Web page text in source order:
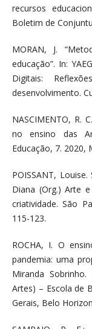
recursos
Boletim de
MORAN, J.
educação”. In:
Digitais:
desenvolvimento.
NASCIMENTO, R.
no ensino das
Educação, 7. 2020,
POISSANT,
Diana (Org.) Arte
criatividade. São
115-123.
ROCHA, I. O
pandemia: uma
Miranda
Artes) – Escola de
Gerais, Belo